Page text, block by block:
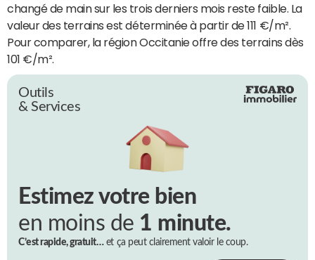
changé de main sur les trois derniers mois reste faible. La
valeur des terrains est déterminée à partir de 111 €/m².
Pour comparer, la région Occitanie offre des terrains dès
101 €/m².
Outils
& Services
Estimez votre bien
en moins de 1 minute.
C’est rapide, gratuit…et ça peut clairement valoir le coup.